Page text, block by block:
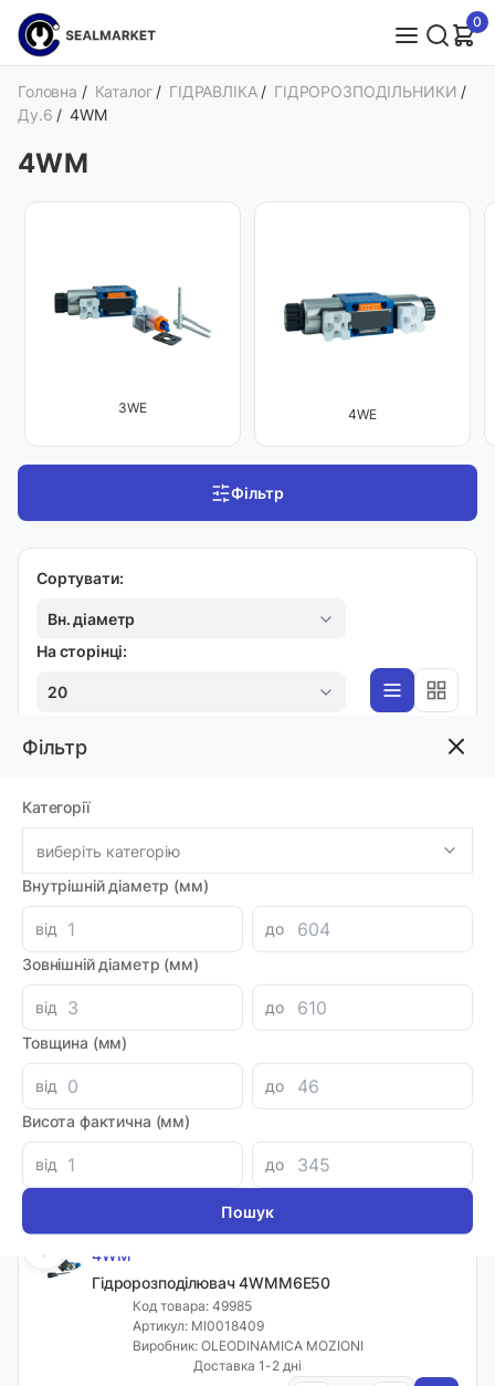
0
Фільтр
Категорії
виберіть категорію
Внутрішній діаметр (мм)
від
до
Зовнішній діаметр (мм)
від
до
Товщина (мм)
від
до
Висота фактична (мм)
від до
Головна / Каталог / ГІДРАВЛІКА / ГІДРОРОЗПОДІЛЬНИКИ /
Ду.6 / 4WM
4WM
3WE 4WE
Фільтр
Сортувати:
Вн. діаметр
На сторінці:
20
Артикул: MI0018408
Доставка 1-2 дні
2534.48 грн -
Гідророзподілювач 4WMM6D50F
Код товара: 49984
Артикул: MI0009038
Виробник: OLEODINAMICA MOZIONI
2698.80 грн -
4WM
Гідророзподілювач 4WMM6E50
Код товара: 49985
Артикул: MI0018409
Виробник: OLEODINAMICA MOZIONI
Доставка 1-2 дні